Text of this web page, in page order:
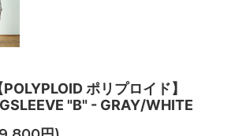
POLYPLOID ポリプロイド】
"B" - GRAY/WHITE